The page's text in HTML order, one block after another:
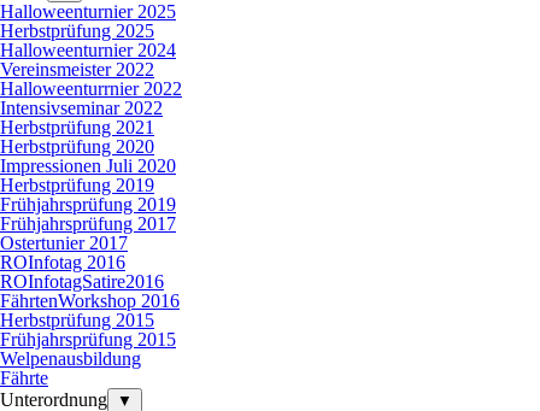
Halloweenturnier 2025
Herbstprüfung 2025
Halloweenturnier 2024
Vereinsmeister 2022
Halloweenturrnier 2022
Intensivseminar 2022
Herbstprüfung 2021
Herbstprüfung 2020
Impressionen Juli 2020
Herbstprüfung 2019
Frühjahrsprüfung 2019
Frühjahrsprüfung 2017
Ostertunier 2017
ROInfotag 2016
ROInfotagSatire2016
FährtenWorkshop 2016
Herbstprüfung 2015
Frühjahrsprüfung 2015
Welpenausbildung
Fährte
Unterordnung
▼